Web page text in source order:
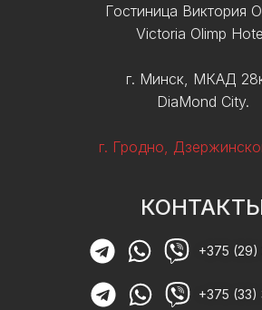
Гостиница Виктория
Victoria Olimp
г. Минск, МКАД
DiaMond City.
г. Гродно,
+375 (29)
+375 (33)